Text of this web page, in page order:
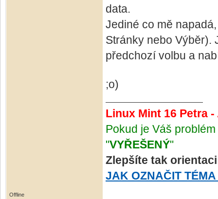
data.
Jediné co mě
Stránky nebo Výběr).
předchozí volbu a
;o)
Linux Mint 16 Petra
Pokud je Váš
"VYŘEŠENÝ"
Zlepšíte tak
JAK OZNAČIT TÉMA
Offline